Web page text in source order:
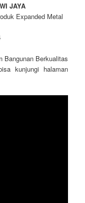
JAYA
Expanded Metal
Bangunan Berkualitas
kunjungi halaman